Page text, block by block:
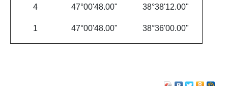
4 47°00'48.00" 38°38'12.00"
1 47°00'48.00" 38°36'00.00"